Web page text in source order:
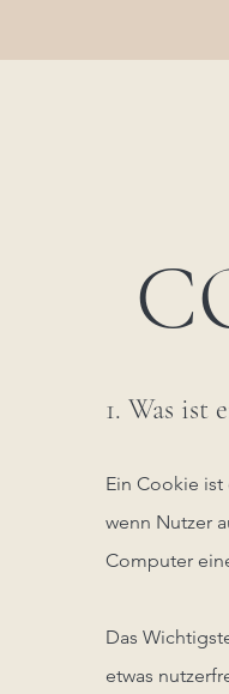
1. Was ist
Ein Cookie
wenn Nutzer
Computer
Das
etwas